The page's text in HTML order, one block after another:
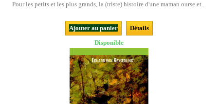
Pour les petits et les plus grands, la (triste) histoire d'une maman ourse et...
Ajouter au panier
Détails
Disponible